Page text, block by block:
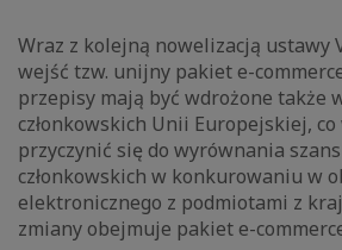
Wraz z kolejną nowelizacją ustawy
wejść tzw. unijny pakiet e-
przepisy mają być wdrożone także
członkowskich Unii Europejskiej, co
przyczynić się do wyrównania
członkowskich w konkurowaniu w
elektronicznego z podmiotami z
zmiany obejmuje pakiet e-